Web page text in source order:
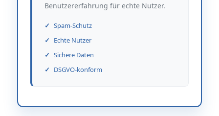
Benutzererfahrung für echte Nutzer.
Spam-Schutz
Echte Nutzer
Sichere Daten
DSGVO-konform